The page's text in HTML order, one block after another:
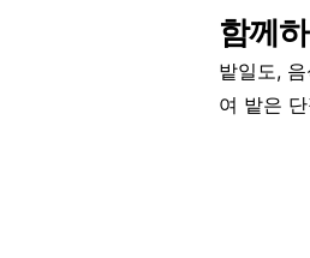
함께
밭일도,
여 밭은